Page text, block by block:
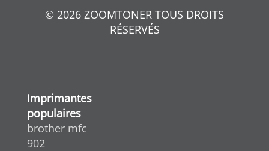
© 2026 ZOOMTONER TOUS DROITS
RÉSERVÉS
Imprimantes
populaires
brother mfc
902